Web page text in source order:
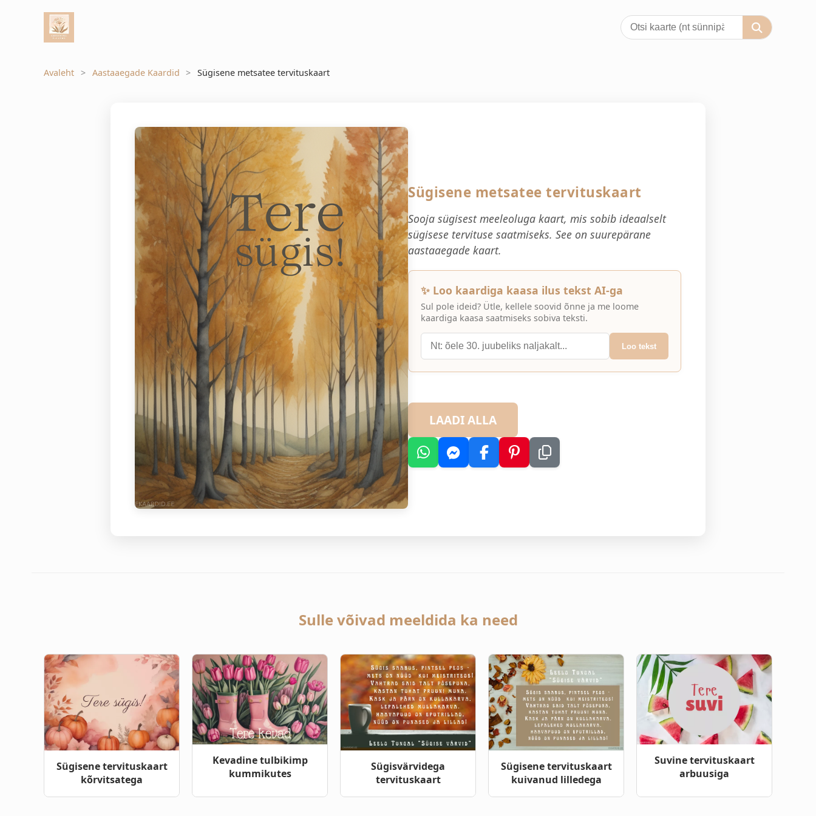
Avaleht Aastaaegade Kaardid Sügisene metsatee tervituskaart
Sügisene metsatee tervituskaart
Sooja sügisest meeleoluga kaart, mis sobib ideaalselt
sügisese tervituse saatmiseks. See on suurepärane
aastaaegade kaart.
✨ Loo kaardiga kaasa ilus tekst AI-ga
Sul pole ideid? Ütle, kellele soovid õnne ja me loome
kaardiga kaasa saatmiseks sobiva teksti.
Loo tekst
LAADI ALLA
Sulle võivad meeldida ka need
Sügisene tervituskaart
kõrvitsatega
Kevadine tulbikimp
kummikutes
Sügisvärvidega
tervituskaart
Sügisene tervituskaart
kuivanud lilledega
Suvine tervituskaart
arbuusiga